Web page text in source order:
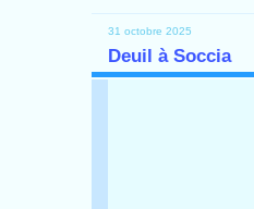
31 octobre 2025
Deuil à Soccia